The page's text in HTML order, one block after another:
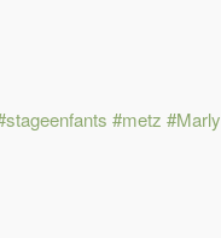
#metz #Marly